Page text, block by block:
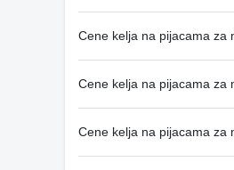
Cene kelja na pijacama za
Cene kelja na pijacama za
Cene kelja na pijacama za